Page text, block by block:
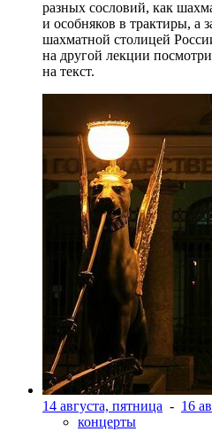
разных сословий, как
и особняков в трактиры, а
шахматной столицей
на другой лекции
на текст.
14 августа, пятница - 16
концерты